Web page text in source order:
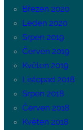
Březen 2020
Leden 2020
Srpen 2019
Červen 2019
Květen 2019
Listopad 2018
Srpen 2018
Červen 2018
Květen 2018